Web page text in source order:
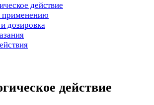
действие
применению
дозировка
действие